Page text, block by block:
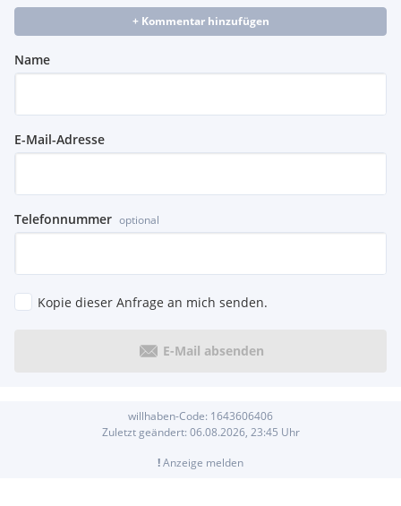
+ Kommentar hinzufügen
Name
E-Mail-Adresse
Telefonnummer optional
Kopie dieser Anfrage an mich senden.
E-Mail absenden
willhaben-Code: 1643606406
Zuletzt geändert: 06.08.2026, 23:45 Uhr
!Anzeige melden